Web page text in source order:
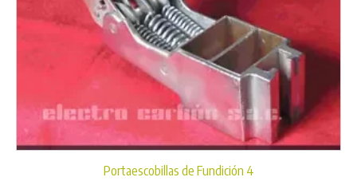
Portaescobillas de Fundición 4